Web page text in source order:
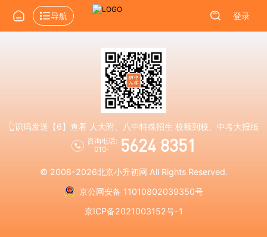
导航 登录
👆识码发送【6】查看 人大附、八中特殊招生 校额到校、中考大报纸
咨询电话:
010-
5624 8351
© 2008-2026北京小升初网 All Rights Reserved.
京公网安备 11010802039350号
京ICP备2021003152号-1